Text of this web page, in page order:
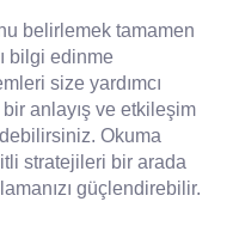
belirlemek tamamen
bilgi edinme
size yardımcı
anlayış ve etkileşim
Okuma
stratejileri bir arada
güçlendirebilir.